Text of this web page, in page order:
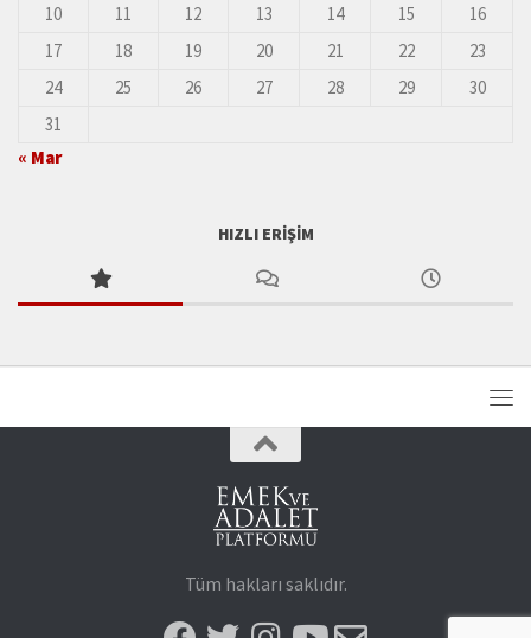
10
11 12 13 14 15
16
17
18 19 20 21 22
23
24
25 26 27 28 29
30
31
« Mar
HIZLI ERIŞIM
Tüm hakları saklıdır.